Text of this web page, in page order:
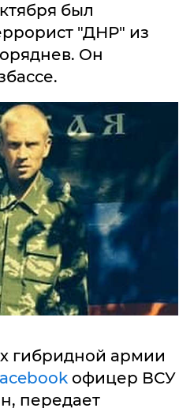
был
"ДНР" из
Он
гибридной армии
офицер ВСУ
передает